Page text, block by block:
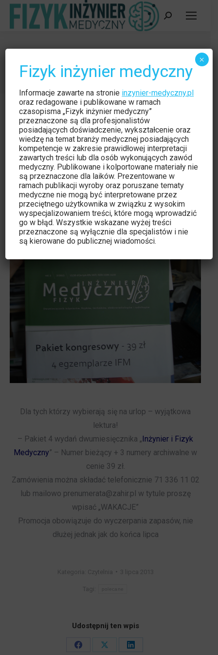
Szukaj:
Jesteś tutaj:
Strona główna Czytelnia Pakiet wakacyjny IFM
lip
3
2013
Czytelnia
Dla tych którzy wybierają się na urlop – wyjątkowa
lektura!
– Pakiet 4 wydań dwumiesięcznika „Inżynier i Fizyk
Medyczny” – Numer bieżący + 3 numery archiwalne w
cenie 39 zł.
Zamówienia można składać telefonicznie 71 336 11 02
lub mailowo prenumerata@zahir.pl w tytule proszę
wpisać „WAKACJE”
Promocja obowiązuje do wyczerpania zapasów, nie
dłużej jednak jak do końca lipca
Kategoria: Czytelnia 3 lipca 2013
Tagi:
Udostępnij ten wpis
Share Share Share
Fizyk inżynier medyczny
Informacje zawarte na stronie inzynier-medyczny.pl
oraz redagowane i publikowane w ramach
czasopisma „Fizyk inżynier medyczny”
przeznaczone są dla profesjonalistów
posiadających doświadczenie, wykształcenie oraz
wiedzę na temat branży medycznej posiadających
kompetencje w zakresie prawidłowej interpretacji
zawartych treści lub dla osób wykonujących zawód
medyczny. Publikowane i kolportowane materiały nie
są przeznaczone dla laików. Prezentowane w
ramach publikacji wyroby oraz poruszane tematy
medyczne nie mogą być interpretowane przez
przeciętnego użytkownika w związku z wysokim
wyspecjalizowaniem treści, które mogą wprowadzić
go w błąd. Wszystkie wskazane wyżej treści
przeznaczone są wyłącznie dla specjalistów i nie
są kierowane do publicznej wiadomości.
×